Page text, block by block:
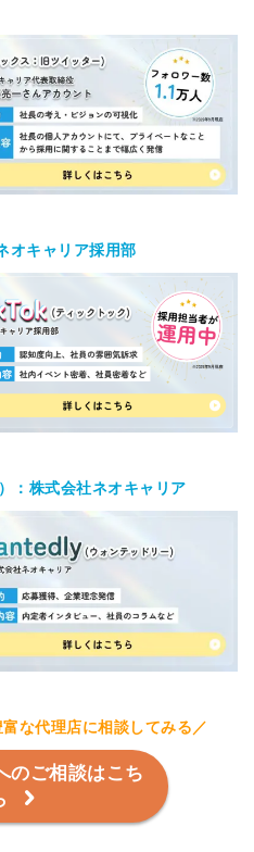
オキャリア採用部
：株式会社ネオキャリア
な代理店に相談してみる／
のご相談はこち